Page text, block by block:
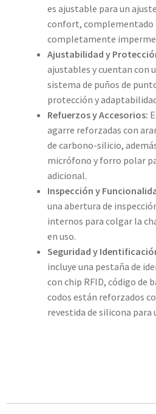
es ajustable para un
confort, complementado
completamente
Ajustabilidad y
ajustables y cuentan con
sistema de puños de
protección y
Refuerzos y Accesorios:
agarre reforzadas con
de carbono-silicio,
micrófono y forro polar
adicional.
Inspección y
una abertura de
internos para colgar la
en uso.
Seguridad y
incluye una pestaña de
con chip RFID, código de
codos están reforzados
revestida de silicona para